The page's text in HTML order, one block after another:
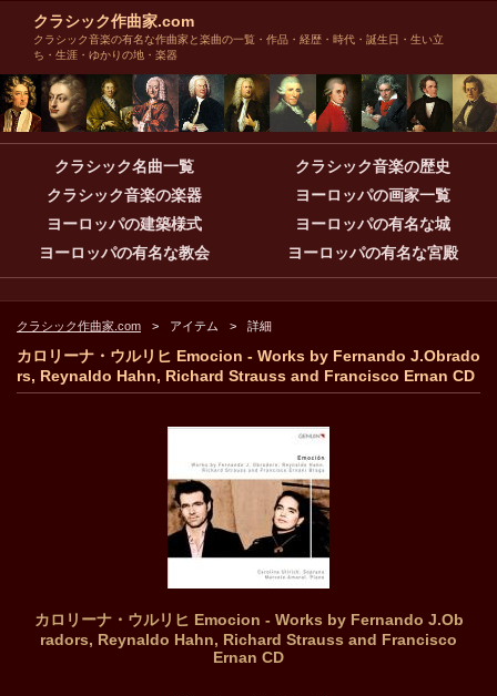
クラシック作曲家.com
クラシック音楽の有名な作曲家と楽曲の一覧・作品・経歴・時代・誕生日・生い立
ち・生涯・ゆかりの地・楽器
クラシック名曲一覧
クラシック音楽の歴史
クラシック音楽の楽器
ヨーロッパの画家一覧
ヨーロッパの建築様式
ヨーロッパの有名な城
ヨーロッパの有名な教会
ヨーロッパの有名な宮殿
クラシック作曲家.com アイテム 詳細
カロリーナ・ウルリヒ Emocion - Works by Fernando J.Obrado
rs, Reynaldo Hahn, Richard Strauss and Francisco Ernan CD
カロリーナ・ウルリヒ Emocion - Works by Fernando J.Ob
radors, Reynaldo Hahn, Richard Strauss and Francisco
Ernan CD